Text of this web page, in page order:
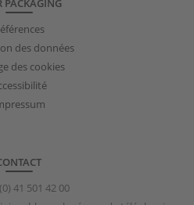
PACKAGING
des données
des cookies
41 501 42 00